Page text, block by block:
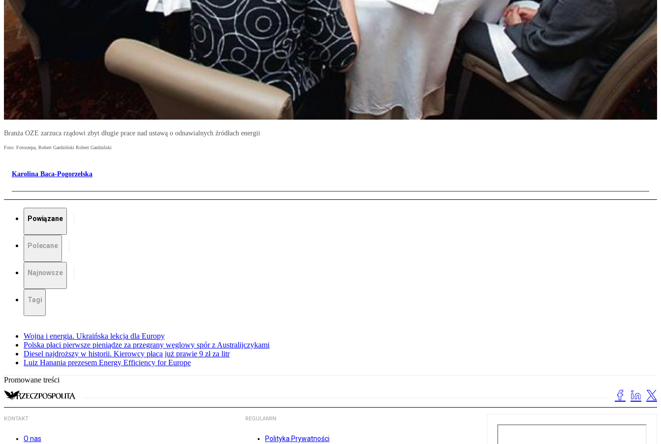
Branża OZE zarzuca rządowi zbyt długie prace nad ustawą o odnawialnych źródłach energii
Foto: Fotorzepa, Robert Gardziński Robert Gardziński
Karolina Baca-Pogorzelska
Powiązane
Polecane
Najnowsze
Tagi
Wojna i energia. Ukraińska lekcja dla Europy
Polska płaci pierwsze pieniądze za przegrany węglowy spór z Australijczykami
Diesel najdroższy w historii. Kierowcy płacą już prawie 9 zł za litr
Luiz Hanania prezesem Energy Efficiency for Europe
Promowane treści
KONTAKT
O nas
REGULAMIN
Polityka Prywatności